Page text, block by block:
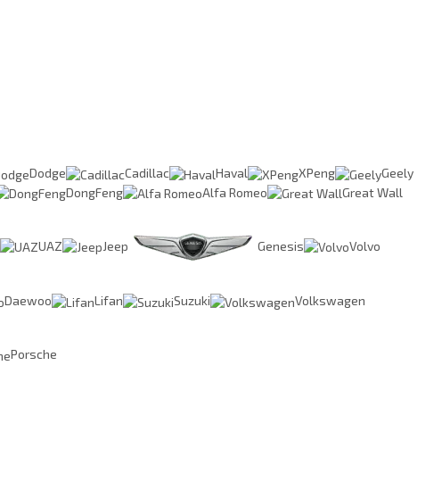
Dodge Cadillac Haval XPeng
Geely
DongFeng Alfa Romeo Great Wall
UAZ Jeep Genesis Volvo
Daewoo Lifan Suzuki Volkswagen
Porsche